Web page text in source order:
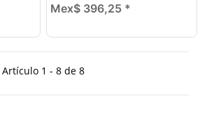
Mex$ 396,25 *
Artículo 1 - 8 de 8